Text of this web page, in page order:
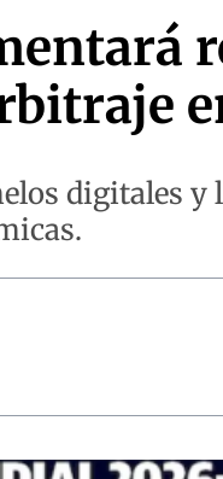
digitales